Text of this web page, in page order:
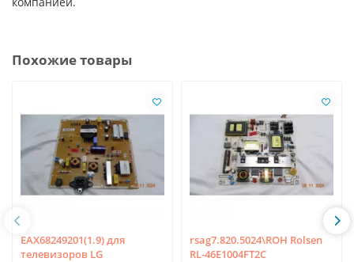
Похожие товары
EAX68249201(1.9) для
телевизоров LG
rsag7.820.5024\ROH Rolsen
RL-46E1004FT2C